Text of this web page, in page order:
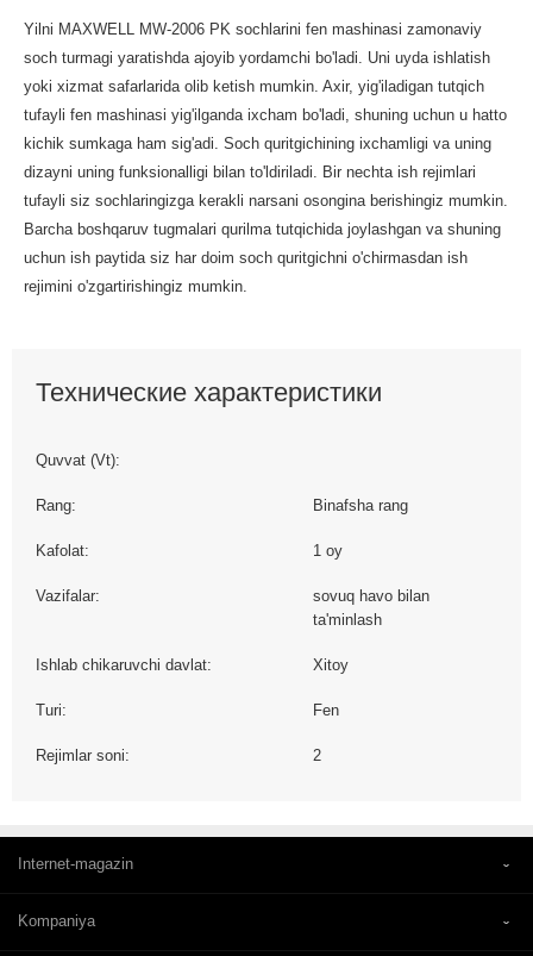
Yilni MAXWELL MW-2006 PK sochlarini fen mashinasi zamonaviy
soch turmagi yaratishda ajoyib yordamchi bo'ladi. Uni uyda ishlatish
yoki xizmat safarlarida olib ketish mumkin. Axir, yig'iladigan tutqich
tufayli fen mashinasi yig'ilganda ixcham bo'ladi, shuning uchun u hatto
kichik sumkaga ham sig'adi. Soch quritgichining ixchamligi va uning
dizayni uning funksionalligi bilan to'ldiriladi. Bir nechta ish rejimlari
tufayli siz sochlaringizga kerakli narsani osongina berishingiz mumkin.
Barcha boshqaruv tugmalari qurilma tutqichida joylashgan va shuning
uchun ish paytida siz har doim soch quritgichni o'chirmasdan ish
rejimini o'zgartirishingiz mumkin.
Технические характеристики
Quvvat (Vt):
Rang: Binafsha rang
Kafolat: 1 oy
Vazifalar:
sovuq havo bilan
ta'minlash
Ishlab chikaruvchi davlat: Xitoy
Turi: Fen
Rejimlar soni: 2
Internet-magazin
Kompaniya